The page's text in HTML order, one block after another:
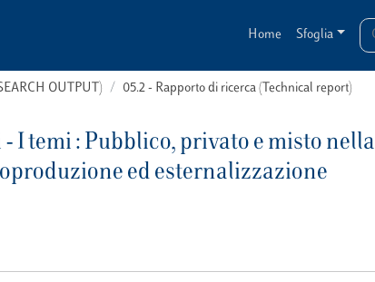
Home Sfoglia
OUTPUT) 05.2 - Rapporto di ricerca (Technical report)
I temi : Pubblico, privato e misto nella
ed esternalizzazione